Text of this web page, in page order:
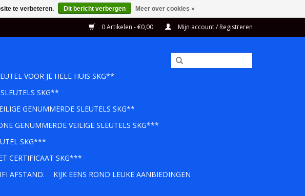
0 Artikelen - €0,00 Mijn account / Registreren
VOOR JE HELE HUIS SKG**
SKG**
GENUMMERDE SLEUTELS SKG**
GENUMMERDE VEILIGE SLEUTELS SKG***
SKG***
CERTIFICAAT SKG***
AFSTAND.
KIJK EENS ROND LEUKE AANBIEDINGEN
te verbeteren. Dit bericht verbergen Meer over cookies »